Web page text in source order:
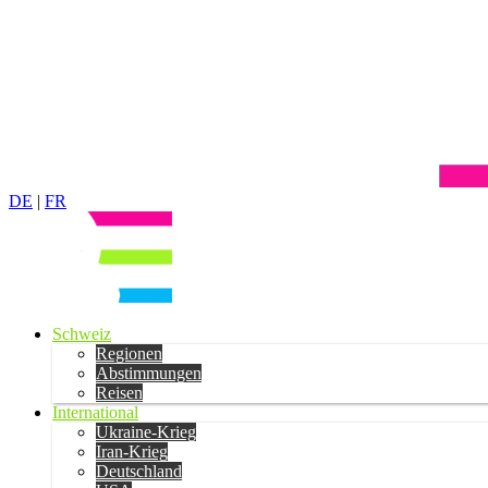
DE | FR
Schweiz
Regionen
Abstimmungen
Reisen
International
Ukraine-Krieg
Iran-Krieg
Deutschland